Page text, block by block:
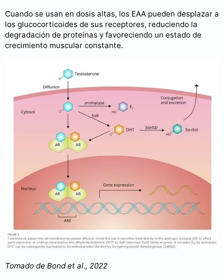
Cuando se usan en dosis altas, los EAA pueden desplazar a
los glucocorticoides de sus receptores, reduciendo la
degradación de proteínas y favoreciendo un estado de
crecimiento muscular constante.
Tomado de Bond et al., 2022